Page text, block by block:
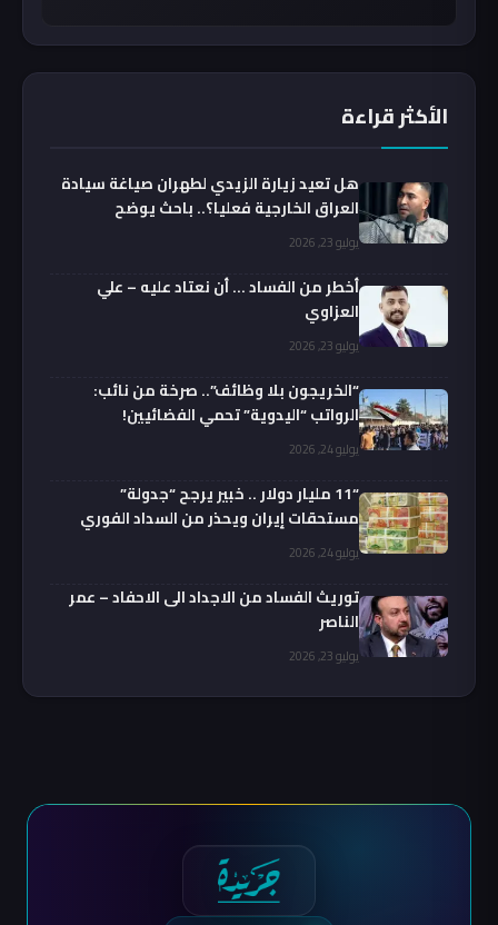
الأكثر قراءة
هل تعيد زيارة الزيدي لطهران صياغة سيادة
العراق الخارجية فعليا؟.. باحث يوضح
يوليو 23, 2026
أخطر من الفساد … أن نعتاد عليه – علي
العزاوي
يوليو 23, 2026
“الخريجون بلا وظائف”.. صرخة من نائب:
الرواتب “اليدوية” تحمي الفضائيين!
يوليو 24, 2026
“11 مليار دولار .. خبير يرجح “جدولة”
مستحقات إيران ويحذر من السداد الفوري
يوليو 24, 2026
توريث الفساد من الاجداد الى الاحفاد – عمر
الناصر
يوليو 23, 2026